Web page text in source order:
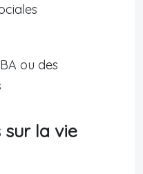
ou des
sur la vie